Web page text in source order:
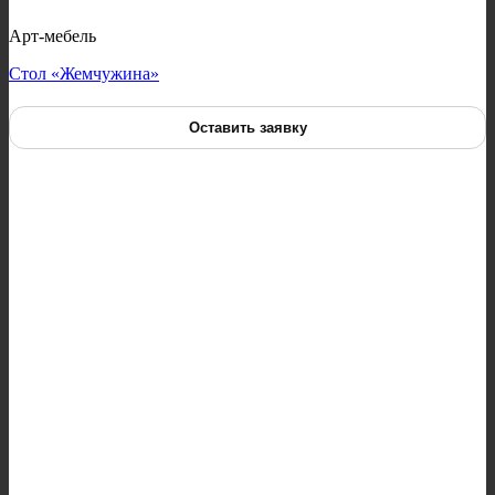
Арт-мебель
Стол «Жемчужина»
Оставить заявку